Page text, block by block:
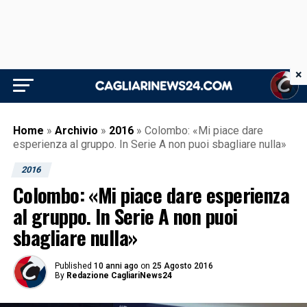
Home » Archivio » 2016 » Colombo: «Mi piace dare
esperienza al gruppo. In Serie A non puoi sbagliare nulla»
2016
Colombo: «Mi piace dare esperienza
al gruppo. In Serie A non puoi
sbagliare nulla»
Published 10 anni ago on 25 Agosto 2016
By Redazione CagliariNews24
×